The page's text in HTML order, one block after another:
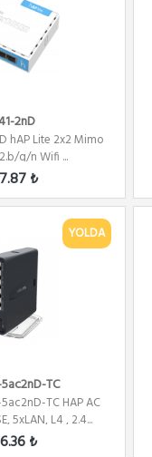
2nD
hAP Lite 2x2 Mimo
g/n Wifi ...
₺
YOLDA
TC
TC HAP AC
5xLAN, L4 , 2.4...
₺